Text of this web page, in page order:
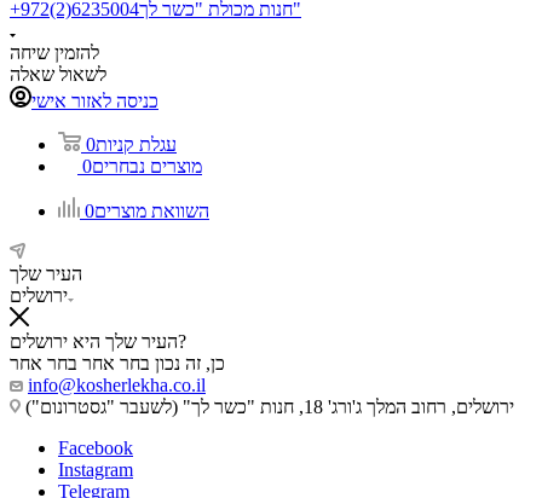
+972(2)6235004
חנות מכולת "כשר לך"
להזמין שיחה
לשאול שאלה
כניסה לאזור אישי
עגלת קניות0
מוצרים נבחרים0
השוואת מוצרים0
העיר שלך
ירושלים
העיר שלך היא ירושלים?
כן, זה נכון בחר אחר בחר אחר
info@kosherlekha.co.il
ירושלים, רחוב המלך ג'ורג' 18, חנות "כשר לך" (לשעבר "גסטרונום")
Facebook
Instagram
Telegram